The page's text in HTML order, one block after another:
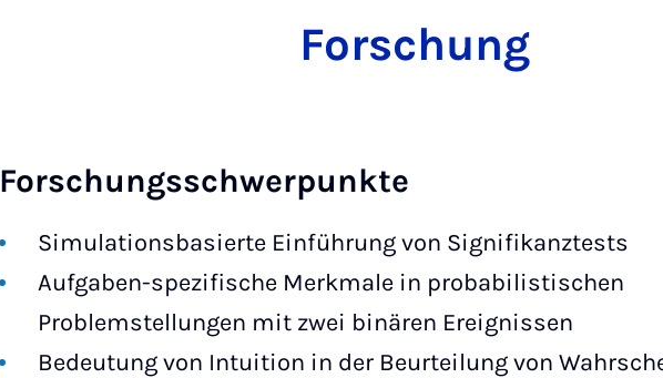
Forschung
Forschungsschwerpunkte
Simulationsbasierte Einführung von Signifikanztests
Aufgaben-spezifische Merkmale in probabilistischen
Problemstellungen mit zwei binären Ereignissen
Bedeutung von Intuition in der Beurteilung von